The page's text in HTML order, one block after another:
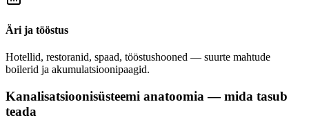
Äri ja tööstus
Hotellid, restoranid, spaad, tööstushooned — suurte mahtude
boilerid ja akumulatsioonipaagid.
Kanalisatsioonisüsteemi anatoomia — mida tasub
teada